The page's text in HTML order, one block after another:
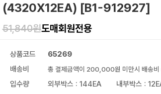
(4320X12EA) [B1-912927]
51,840원도매회원전용
상품코드
65269
배송비
총 결제금액이 200,000원 미만시 배송
입수량 외부박스 : 144EA
내부박스 :